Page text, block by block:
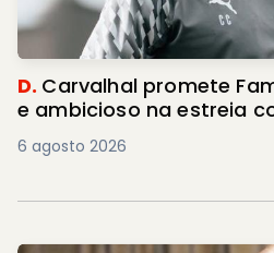
D. Carvalhal promete
e ambicioso na estreia
6 agosto 2026